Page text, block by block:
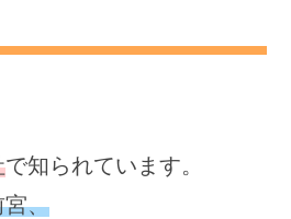
で知られています。
宮、